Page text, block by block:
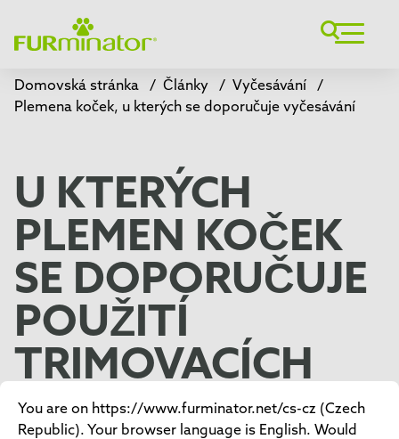
Domovská stránka / Články / Vyčesávání
/
Plemena koček, u kterých se doporučuje vyčesávání
U KTERÝCH
PLEMEN KOČEK
SE DOPORUČUJE
POUŽITÍ
TRIMOVACÍCH
HRABEL?
You are on https://www.furminator.net/cs-cz (Czech
Republic). Your browser language is English. Would